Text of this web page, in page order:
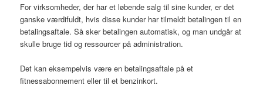
For virksomheder, der har et løbende salg til sine kunder, er det
ganske værdifuldt, hvis disse kunder har tilmeldt betalingen til en
betalingsaftale. Så sker betalingen automatisk, og man undgår at
skulle bruge tid og ressourcer på administration.
Det kan eksempelvis være en betalingsaftale på et
fitnessabonnement eller til et benzinkort.